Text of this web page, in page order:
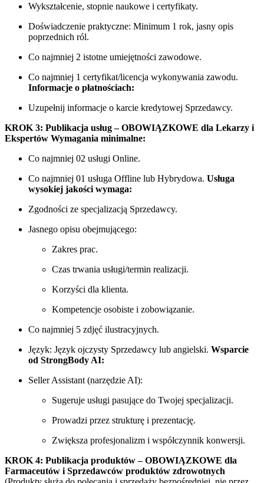
Wykształcenie, stopnie naukowe i certyfikaty.
Doświadczenie praktyczne: Minimum 1 rok, jasny opis
poprzednich ról.
Co najmniej 2 istotne umiejętności zawodowe.
Co najmniej 1 certyfikat/licencja wykonywania zawodu.
Informacje o płatnościach:
Uzupełnij informacje o karcie kredytowej Sprzedawcy.
KROK 3: Publikacja usług – OBOWIĄZKOWE dla Lekarzy i
Ekspertów Wymagania minimalne:
Co najmniej 02 usługi Online.
Co najmniej 01 usługa Offline lub Hybrydowa. Usługa
wysokiej jakości wymaga:
Zgodności ze specjalizacją Sprzedawcy.
Jasnego opisu obejmującego:
Zakres prac.
Czas trwania usługi/termin realizacji.
Korzyści dla klienta.
Kompetencje osobiste i zobowiązanie.
Co najmniej 5 zdjęć ilustracyjnych.
Język: Język ojczysty Sprzedawcy lub angielski. Wsparcie
od StrongBody AI:
Seller Assistant (narzędzie AI):
Sugeruje usługi pasujące do Twojej specjalizacji.
Prowadzi przez strukturę i prezentację.
Zwiększa profesjonalizm i współczynnik konwersji.
KROK 4: Publikacja produktów – OBOWIĄZKOWE dla
Farmaceutów i Sprzedawców produktów zdrowotnych